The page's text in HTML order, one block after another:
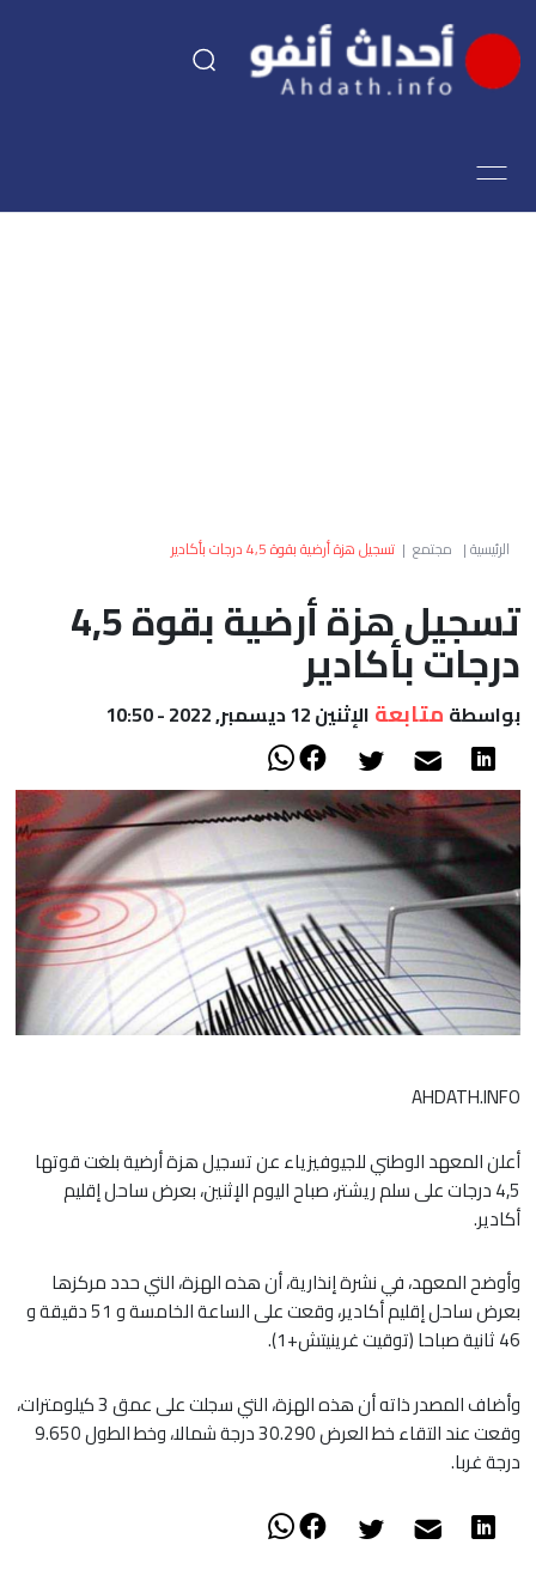
اقتصاد
العالم
أعمدة
الرئيسية| مجتمع | تسجيل هزة أرضية بقوة 4,5 درجات بأكادير
تسجيل هزة أرضية بقوة 4,5
درجات بأكادير
بواسطة متابعة الإثنين 12 ديسمبر, 2022 - 10:50
AHDATH.INFO
أعلن المعهد الوطني للجيوفيزياء عن تسجيل هزة أرضية بلغت قوتها
4,5 درجات على سلم ريشتر، صباح اليوم الإثنين، بعرض ساحل إقليم
أكادير.
وأوضح المعهد، في نشرة إنذارية، أن هذه الهزة، التي حدد مركزها
بعرض ساحل إقليم أكادير، وقعت على الساعة الخامسة و 51 دقيقة و
46 ثانية صباحا (توقيت غرينيتش+1).
وأضاف المصدر ذاته أن هذه الهزة، التي سجلت على عمق 3 كيلومترات،
وقعت عند التقاء خط العرض 30.290 درجة شمالا، وخط الطول 9.650
درجة غربا.